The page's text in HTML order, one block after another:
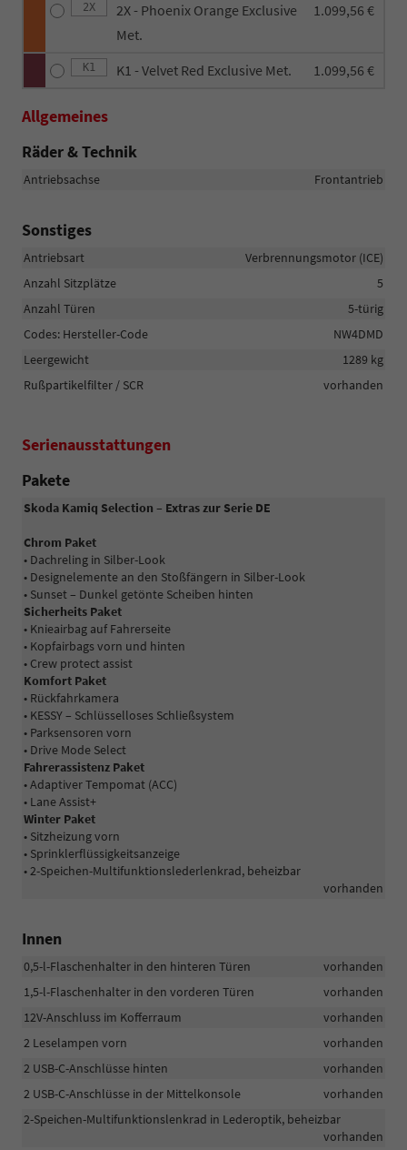
2X
2X - Phoenix Orange Exclusive
Met.
1.099,56 €
K1 K1 - Velvet Red Exclusive Met. 1.099,56 €
Allgemeines
Räder & Technik
Antriebsachse Frontantrieb
Sonstiges
Antriebsart
Verbrennungsmotor (ICE)
Anzahl Sitzplätze
5
Anzahl Türen
5-türig
Codes: Hersteller-Code
NW4DMD
Leergewicht
1289 kg
Rußpartikelfilter / SCR
vorhanden
Serienausstattungen
Pakete
Skoda Kamiq Selection – Extras zur Serie DE
Chrom Paket
• Dachreling in Silber-Look
• Designelemente an den Stoßfängern in Silber-Look
• Sunset – Dunkel getönte Scheiben hinten
Sicherheits Paket
• Knieairbag auf Fahrerseite
• Kopfairbags vorn und hinten
• Crew protect assist
Komfort Paket
• Rückfahrkamera
• KESSY – Schlüsselloses Schließsystem
• Parksensoren vorn
• Drive Mode Select
Fahrerassistenz Paket
• Adaptiver Tempomat (ACC)
• Lane Assist+
Winter Paket
• Sitzheizung vorn
• Sprinklerflüssigkeitsanzeige
• 2-Speichen-Multifunktionslederlenkrad, beheizbar
vorhanden
Innen
0,5-l-Flaschenhalter in den hinteren Türen
vorhanden
1,5-l-Flaschenhalter in den vorderen Türen
vorhanden
12V-Anschluss im Kofferraum
vorhanden
2 Leselampen vorn
vorhanden
2 USB-C-Anschlüsse hinten
vorhanden
2 USB-C-Anschlüsse in der Mittelkonsole
vorhanden
2-Speichen-Multifunktionslenkrad in Lederoptik, beheizbar
vorhanden